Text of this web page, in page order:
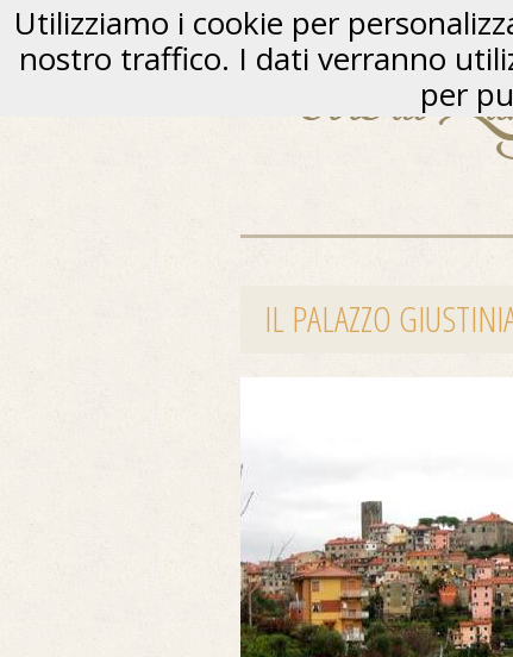
IL PALAZZO
Utilizziamo i cookie per
nostro traffico. I dati verranno
per